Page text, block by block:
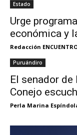
Estado
Urge
económica y
Redacción
Puruándiro
El senador
Conejo
Perla Marina